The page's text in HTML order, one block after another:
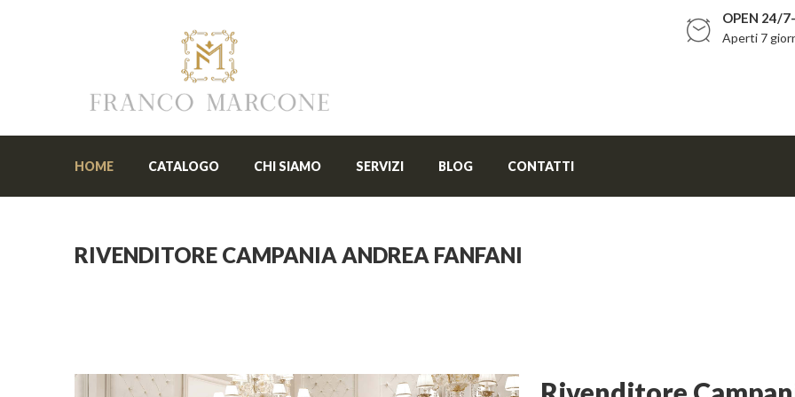
OPEN 24/
Aperti 7
HOME CATALOGO CHI SIAMO SERVIZI BLOG CONTATTI
RIVENDITORE CAMPANIA ANDREA FANFANI
Arredamento